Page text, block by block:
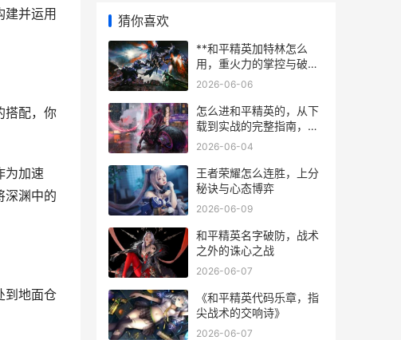
并运用
搭配，你
为加速
深渊中的
到地面仓
猜你喜欢
**和平精英加特林怎么
用，重火力的掌控与破局
之道副标题：从笨重铁牛
**
2026-06-06
怎么进和平精英的，从下
载到实战的完整指南，副
标题，新手指引与进阶要
2026-06-04
王者荣耀怎么连胜，上分
秘诀与心态博弈
2026-06-09
和平精英名字破防，战术
之外的诛心之战
2026-06-07
《和平精英代码乐章，指
尖战术的交响诗》
2026-06-07